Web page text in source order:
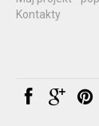
Kontakty